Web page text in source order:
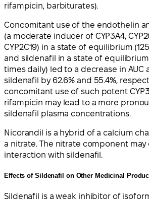
rifampicin, barbiturates).
Concomitant use of the endothelin
(a moderate inducer of CYP3A4,
CYP2C19) in a state of equilibrium
and sildenafil in a state of
times daily) led to a decrease in AUC
sildenafil by 62.6% and 55.4%,
concomitant use of such potent
rifampicin may lead to a more
sildenafil plasma concentrations.
Nicorandil is a hybrid of a calcium
a nitrate. The nitrate component may
interaction with sildenafil.
Effects of Sildenafil on Other Medicinal
Sildenafil is a weak inhibitor of